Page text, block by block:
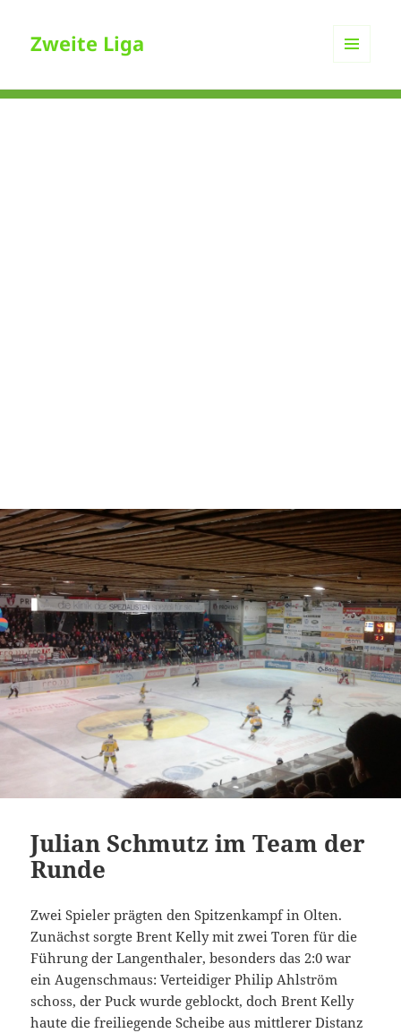
Zweite Liga
WIDGETS
Julian Schmutz im Team der
Runde
Zwei Spieler prägten den Spitzenkampf in Olten.
Zunächst sorgte Brent Kelly mit zwei Toren für die
Führung der Langenthaler, besonders das 2:0 war
ein Augenschmaus: Verteidiger Philip Ahlström
schoss, der Puck wurde geblockt, doch Brent Kelly
haute die freiliegende Scheibe aus mittlerer Distanz